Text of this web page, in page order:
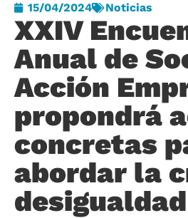
15/04/2024 Noticias
XXIV
Anual de
Acción
propondrá
concretas
abordar la
desigualdad